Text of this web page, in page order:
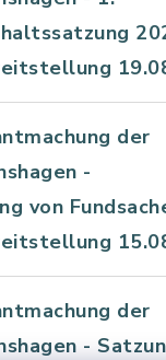
der
-
von
der
-